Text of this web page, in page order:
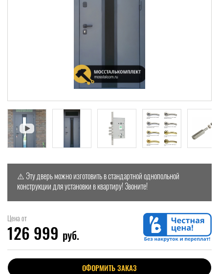
⚠️ Эту дверь можно изготовить в стандартной однопольной
конструкции для установки в квартиру! Звоните!
Цена от
126 999 руб.
ОФОРМИТЬ ЗАКАЗ